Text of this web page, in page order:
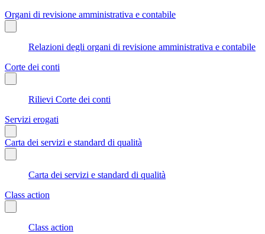
Organi di revisione amministrativa e contabile
Relazioni degli organi di revisione amministrativa e contabile
Corte dei conti
Rilievi Corte dei conti
Servizi erogati
Carta dei servizi e standard di qualità
Carta dei servizi e standard di qualità
Class action
Class action